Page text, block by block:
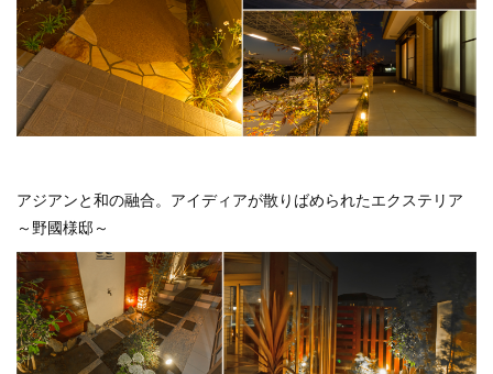
アジアンと和の融合。アイディアが散りばめられたエクステリア
～野國様邸～